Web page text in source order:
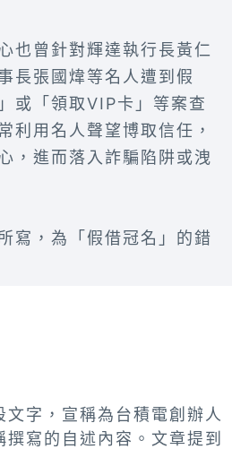
也曾針對輝達執行長黃仁
長張國煒等名人遭到假
或「領取VIP卡」等案查
利用名人聲望博取信任，
，進而落入詐騙陷阱或洩
寫，為「假借冠名」的錯
文字，宣稱為台積電創辦人
寫的自述內容。文章提到